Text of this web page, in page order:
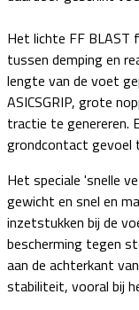
Het lichte FF BLAST
tussen demping en
lengte van de voet
ASICSGRIP, grote
tractie te genereren.
grondcontact gevoel
Het speciale 'snelle
gewicht en snel en
inzetstukken bij de
bescherming tegen
aan de achterkant
stabiliteit, vooral bij